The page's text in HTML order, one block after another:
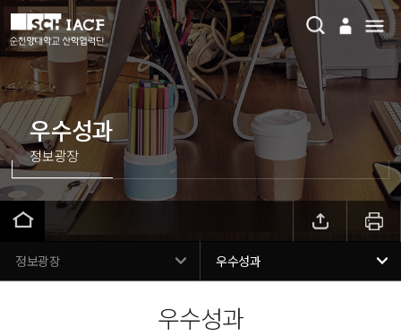
우수성과
정보광장
정보광장 우수성과
우수성과